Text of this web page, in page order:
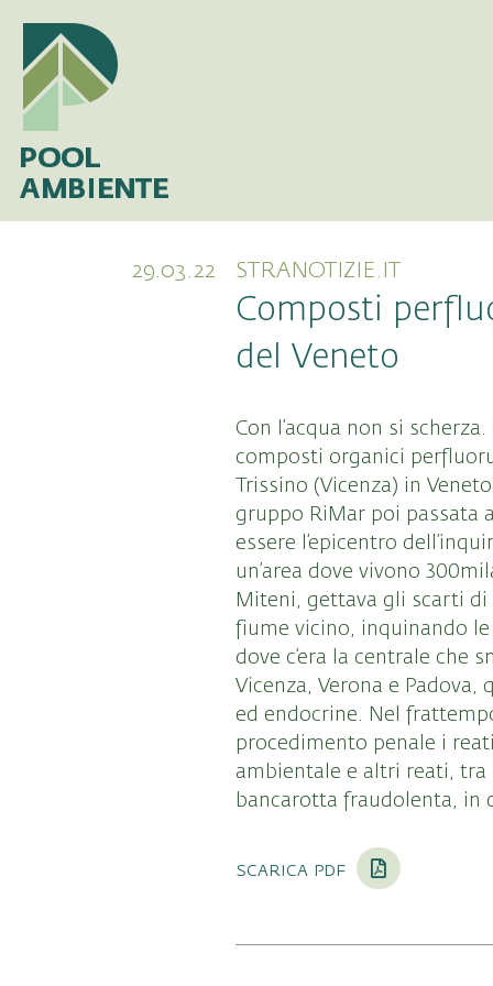
29.03.22 STRANOTIZIE.IT
Composti
del Veneto
Con l’acqua non si
composti organici
Trissino (Vicenza) in
gruppo RiMar poi passata
essere l’epicentro
un’area dove vivono
Miteni, gettava gli scarti di
fiume vicino, inquinando
dove c’era la centrale che
Vicenza, Verona e
ed endocrine. Nel
procedimento penale i
ambientale e altri reati, tra
bancarotta fraudolenta, in
scarica pdf